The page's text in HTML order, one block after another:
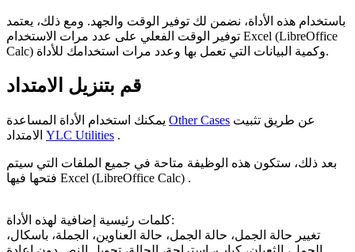
باستخدام هذه الأداة، نضمن لك توفير الوقت والجهد. ومع ذلك، يعتمد
توفير الوقت الفعلي على عدد مرات الاستخدام Excel (LibreOffice
Calc) وكمية البيانات التي تعمل بها وعدد مرات استخدامك للأداة.
قم بتنزيل الامتداد
Other Cases
YLC Utilities .
بعد ذلك، ستكون هذه الوظيفة متاحة في جميع الملفات التي سيتم
فتحها فيها Excel (LibreOffice Calc) .
كلمات رئيسية إضافية لهذه الأداة:
تغيير حالة الجمل، حالة الجمل، حالة العناوين، الجملة، باسكال،